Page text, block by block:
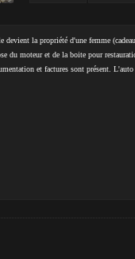
la propriété d'une femme
du moteur et de la boite pour
et factures sont présent. L'auto